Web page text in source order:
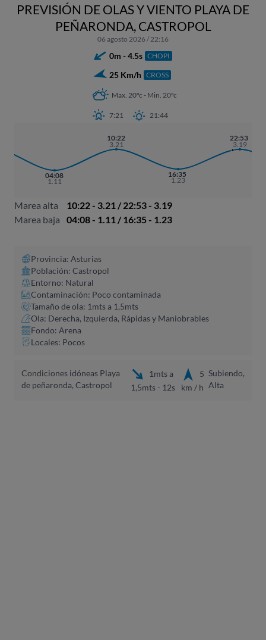
PREVISIÓN DE OLAS Y VIENTO PLAYA DE
PEÑARONDA, CASTROPOL
06 agosto 2026 / 22:16
0m - 4.5s CHOPI
25 Km/h CROSS
Max. 20ºc - Min. 20ºc
7:21 21:44
04:08
1.11
10:22
3.21
16:35
1.23
22:53
3.19
Marea alta
10:22 - 3.21 / 22:53 - 3.19
Marea baja
04:08 - 1.11 / 16:35 - 1.23
Provincia: Asturias
Población: Castropol
Entorno: Natural
Contaminación: Poco contaminada
Tamaño de ola: 1mts a 1,5mts
Ola: Derecha, Izquierda, Rápidas y Maniobrables
Fondo: Arena
Locales: Pocos
Condiciones idóneas Playa
de peñaronda, Castropol
1mts a
1,5mts - 12s
5
km / h
Subiendo,
Alta